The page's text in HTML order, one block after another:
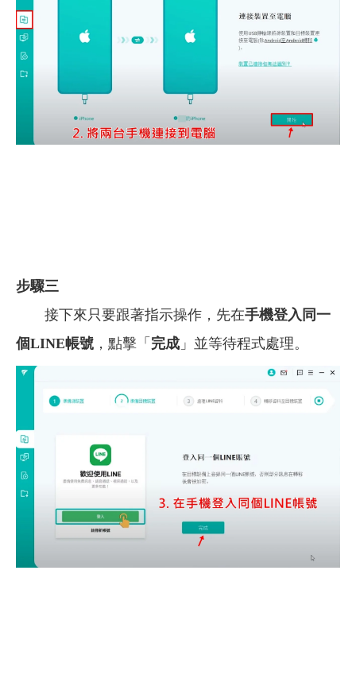
步驟三
接下來只要跟著指示操作，先在手機登入同一
個LINE帳號 ，點擊「 完成 」並等待程式處理。